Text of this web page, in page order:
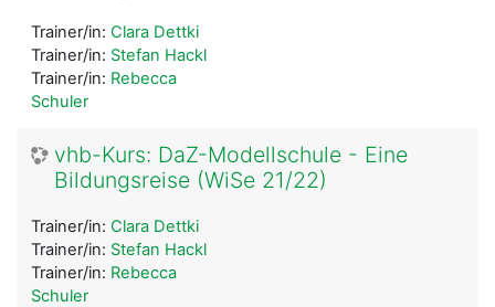
Trainer/in: Clara Dettki
Trainer/in: Stefan Hackl
Trainer/in: Rebecca
Schuler
vhb-Kurs: DaZ-Modellschule - Eine
Bildungsreise (WiSe 21/22)
Trainer/in: Clara Dettki
Trainer/in: Stefan Hackl
Trainer/in: Rebecca
Schuler